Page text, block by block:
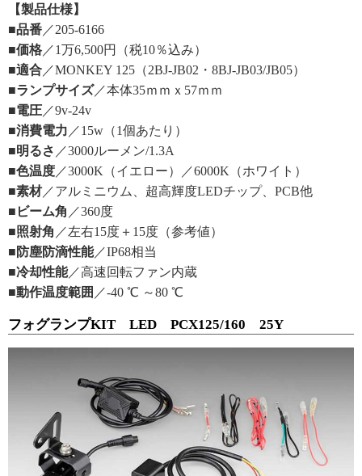
【製品仕様】
■品番 ／205-6166
■価格 ／1万6,500円（税10％込み）
■適合 ／MONKEY 125（2BJ-JB02・8BJ-JB03/JB05）
■ランプサイズ／本体35ｍｍｘ57ｍｍ
■電圧 ／9v-24v
■消費電力 ／15w（1個あたり）
■明るさ ／3000ルーメン/1.3A
■色温度 ／3000K（イエロー）／6000K（ホワイト）
■素材／アルミニウム、超高輝度LEDチップ、PCB他
■ビーム角 ／360度
■照射角 ／左右15度＋15度（参考値）
■防塵防滴性能／IP68相当
■冷却性能／高速回転ファン内蔵
■動作温度範囲 ／-40 ℃ ～80 ℃
フォグランプKIT LED PCX125/160 25Y